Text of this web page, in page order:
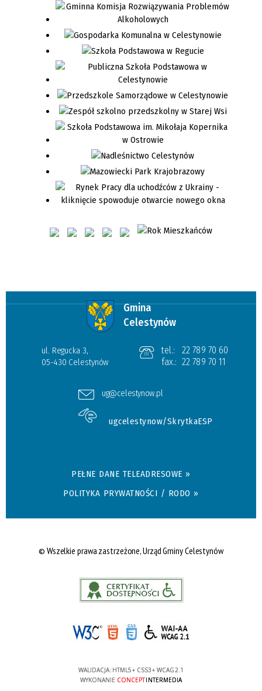
Gmina
Celestynów
ul. Regucka 3,
05-430 Celestynów
tel.:
22 789 70 60
fax.: 22 789 70 11
ug@celestynow.pl
ugcelestynow/SkrytkaESP
PEŁNE DANE TELEADRESOWE »
POLITYKA PRYWATNOŚCI / RODO »
© Wszelkie prawa zastrzeżone, Urząd Gminy Celestynów
WALIDACJA: HTML5+ CSS3+ WCAG 2.1
WYKONANIE CONCEPTINTERMEDIA